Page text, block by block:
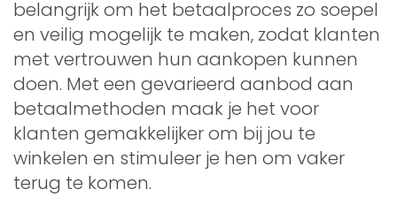
belangrijk om het betaalproces zo soepel
en veilig mogelijk te maken, zodat klanten
met vertrouwen hun aankopen kunnen
doen. Met een gevarieerd aanbod aan
betaalmethoden maak je het voor
klanten gemakkelijker om bij jou te
winkelen en stimuleer je hen om vaker
terug te komen.